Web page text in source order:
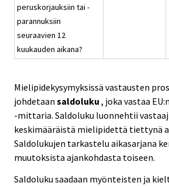
peruskorjauksiin tai -
parannuksiin
seuraavien 12
kuukauden aikana?
Mielipidekysymyksissä vastausten
johdetaan saldoluku , joka vastaa
-mittaria. Saldoluku luonnehtii
keskimääräistä mielipidettä tiettynä
Saldolukujen tarkastelu aikasarjana
muutoksista ajankohdasta toiseen.
Saldoluku saadaan myönteisten ja